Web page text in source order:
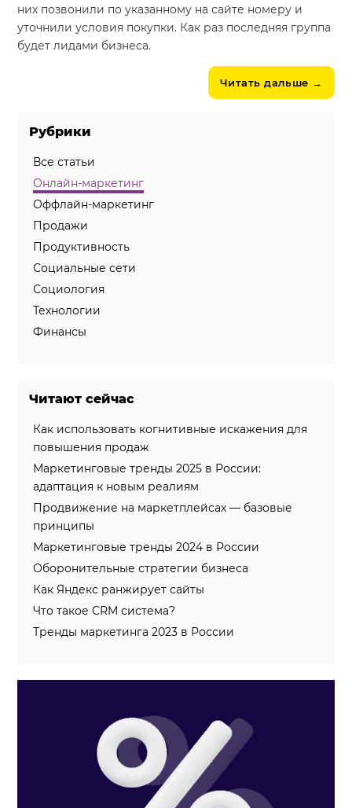
них позвонили по указанному на сайте номеру и
уточнили условия покупки. Как раз последняя группа
будет лидами бизнеса.
Читать дальше →
Рубрики
Все статьи
Онлайн-маркетинг
Оффлайн-маркетинг
Продажи
Продуктивность
Социальные сети
Социология
Технологии
Финансы
Читают сейчас
Как использовать когнитивные искажения для
повышения продаж
Маркетинговые тренды 2025 в России:
адаптация к новым реалиям
Продвижение на маркетплейсах — базовые
принципы
Маркетинговые тренды 2024 в России
Оборонительные стратегии бизнеса
Как Яндекс ранжирует сайты
Что такое CRM система?
Тренды маркетинга 2023 в России